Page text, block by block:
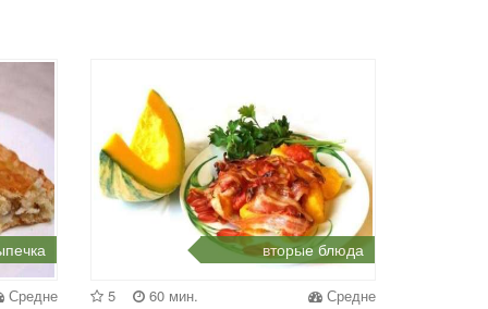
Средне
вторые блюда
5 60 мин. Средне